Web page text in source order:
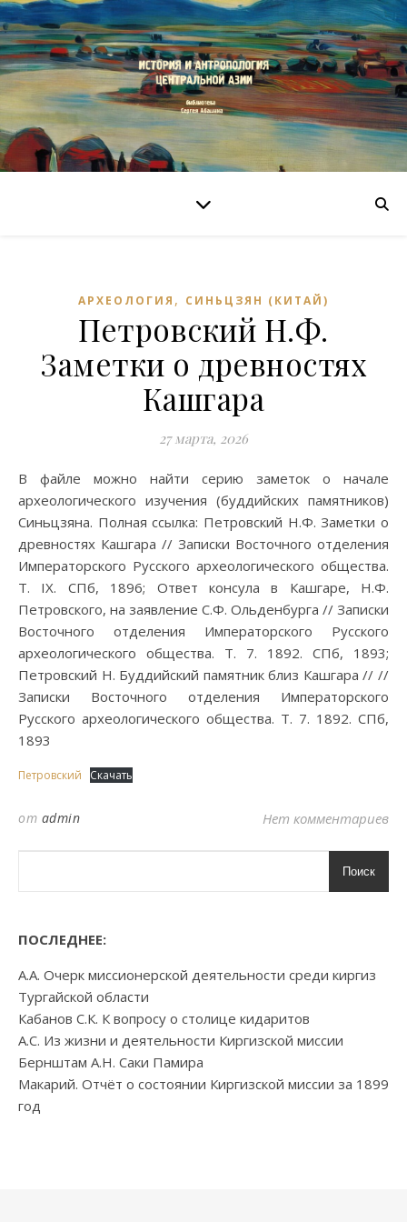
АРХЕОЛОГИЯ , СИНЬЦЗЯН (КИТАЙ)
Петровский Н.Ф.
Заметки о древностях
Кашгара
27 марта, 2026
В файле можно найти серию заметок о начале
археологического изучения (буддийских памятников)
Синьцзяна. Полная ссылка: Петровский Н.Ф. Заметки о
древностях Кашгара // Записки Восточного отделения
Императорского Русского археологического общества.
Т. IX. СПб, 1896; Ответ консула в Кашгаре, Н.Ф.
Петровского, на заявление С.Ф. Ольденбурга // Записки
Восточного отделения Императорского Русского
археологического общества. Т. 7. 1892. СПб, 1893;
Петровский Н. Буддийский памятник близ Кашгара // //
Записки Восточного отделения Императорского
Русского археологического общества. Т. 7. 1892. СПб,
1893
Петровский Скачать
от admin Нет комментариев
Поиск
ПОСЛЕДНЕЕ:
А.А. Очерк миссионерской деятельности среди киргиз
Тургайской области
Кабанов С.К. К вопросу о столице кидаритов
А.С. Из жизни и деятельности Киргизской миссии
Бернштам А.Н. Саки Памира
Макарий. Отчёт о состоянии Киргизской миссии за 1899
год